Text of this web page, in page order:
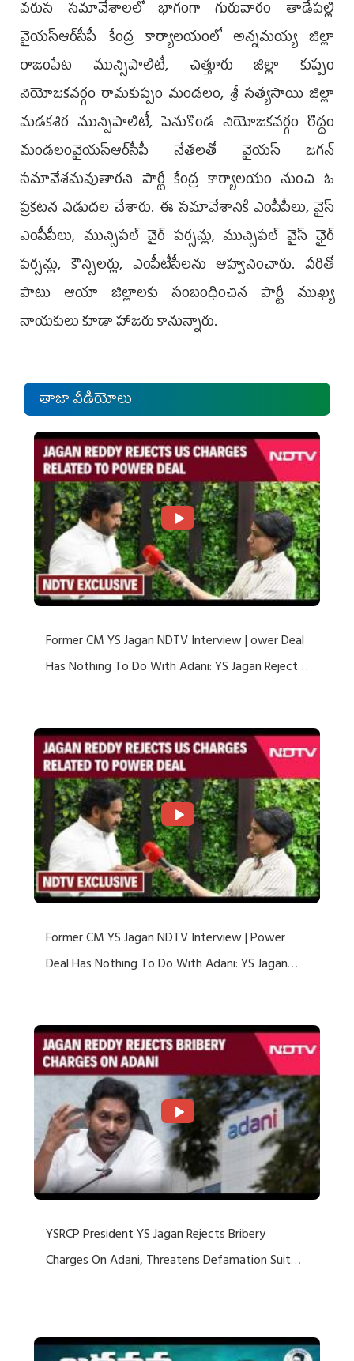
వరుస సమావేశాలలో భాగంగా గురువారం తాడేపల్లి
వైయ‌స్ఆర్‌సీపీ కేంద్ర కార్యాలయంలో అన్నమయ్య జిల్లా
రాజంపేట మున్సిపాలిటీ, చిత్తూరు జిల్లా కుప్పం
నియోజకవర్గం రామకుప్పం మండలం, శ్రీ సత్యసాయి జిల్లా
మడకశిర మున్సిపాలిటీ, పెనుకొండ నియోజకవర్గం రొద్దం
మండలంవైయ‌స్ఆర్‌సీపీ నేతలతో వైయ‌స్ జ‌గ‌న్‌
సమావేశమ‌వుతార‌ని పార్టీ కేంద్ర కార్యాల‌యం నుంచి ఓ
ప్ర‌క‌ట‌న విడుద‌ల చేశారు. ఈ సమావేశానికి ఎంపీపీలు, వైస్‌
ఎంపీపీలు, మున్సిపల్‌ చైర్‌ పర్సన్లు, మున్సిపల్‌ వైస్‌ ఛైర్
పర్సన్లు, కౌన్సిలర్లు, ఎంపీటీసీలను ఆహ్వనించారు. వీరితో
పాటు ఆయా జిల్లాలకు సంబంధించిన పార్టీ ముఖ్య
నాయకులు కూడా హాజరు కానున్నారు.
తాజా వీడియోలు
Former CM YS Jagan NDTV Interview | ower Deal
Has Nothing To Do With Adani: YS Jagan Rejects
Former CM YS Jagan NDTV Interview | Power
Deal Has Nothing To Do With Adani: YS Jagan
YSRCP President YS Jagan Rejects Bribery
Charges On Adani, Threatens Defamation Suit